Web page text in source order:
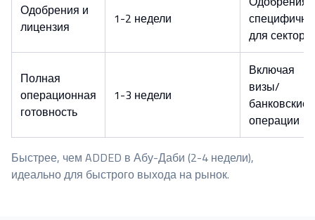
Одобрения и
лицензия
1-2 недели
для сектора
Полная
операционная
готовность
1-3 недели
Включая
визы/
банковские
операции
Быстрее, чем ADDED в Абу-Даби (2-4 недели),
идеально для быстрого выхода на рынок.